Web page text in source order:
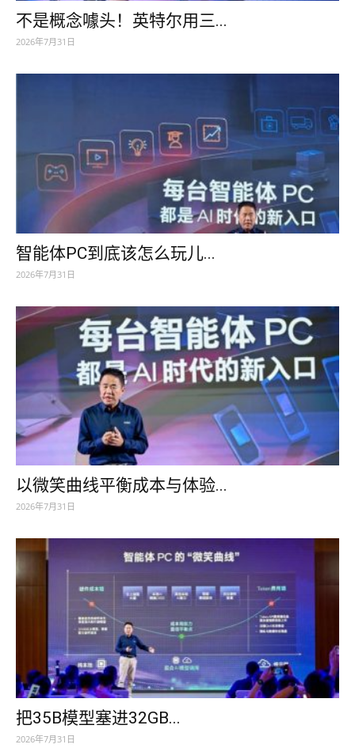
不是概念噱头！英特尔用三...
2026年7月31日
智能体PC到底该怎么玩儿...
2026年7月31日
以微笑曲线平衡成本与体验...
2026年7月31日
把35B模型塞进32GB...
2026年7月31日